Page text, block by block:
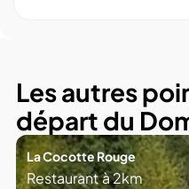
Les autres
départ du
La Cocotte Rouge
Restaurantà2km